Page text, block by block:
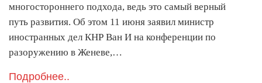
многостороннего подхода, ведь это самый верный
путь развития. Об этом 11 июня заявил министр
иностранных дел КНР Ван И на конференции по
разоружению в Женеве,…
Подробнее..